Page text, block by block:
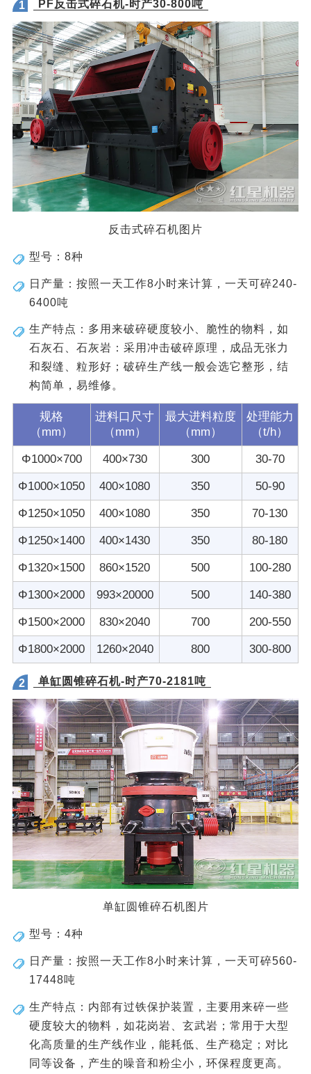
1 PF反击式碎石机-时产30-800吨
反击式碎石机图片
型号：8种
日产量：按照一天工作8小时来计算，一天可碎240-
6400吨
生产特点：多用来破碎硬度较小、脆性的物料，如
石灰石、石灰岩：采用冲击破碎原理，成品无张力
和裂缝、粒形好；破碎生产线一般会选它整形，结
构简单，易维修。
规格
（mm）
进料口尺寸
（mm）
最大进料粒度
（mm）
处理能力
（t/h）
Φ1000×700 400×730 300 30-70
Φ1000×1050 400×1080 350 50-90
Φ1250×1050 400×1080 350 70-130
Φ1250×1400 400×1430 350 80-180
Φ1320×1500 860×1520 500 100-280
Φ1300×2000 993×20000 500 140-380
Φ1500×2000 830×2040 700 200-550
Φ1800×2000 1260×2040 800 300-800
2 单缸圆锥碎石机-时产70-2181吨
单缸圆锥碎石机图片
型号：4种
日产量：按照一天工作8小时来计算，一天可碎560-
17448吨
生产特点：内部有过铁保护装置，主要用来碎一些
硬度较大的物料，如花岗岩、玄武岩；常用于大型
化高质量的生产线作业，能耗低、生产稳定；对比
同等设备，产生的噪音和粉尘小，环保程度更高。